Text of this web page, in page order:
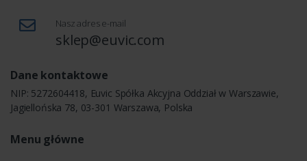
Nasz adres e-mail
sklep@euvic.com
Dane kontaktowe
NIP: 5272604418, Euvic Spółka Akcyjna Oddział w Warszawie,
Jagiellońska 78, 03-301 Warszawa, Polska
Menu główne